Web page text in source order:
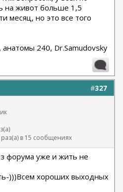
на живот больше 1,5
месяц, но это все того
240, Dr.Samudovsky
#327
в 15 сообщениях
форума уже и жить не
)))Всем хороших выходных